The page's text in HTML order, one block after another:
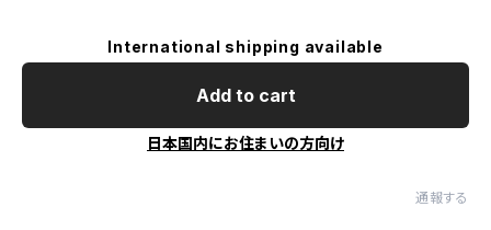
International shipping available
Add to cart
日本国内にお住まいの方向け
通報する